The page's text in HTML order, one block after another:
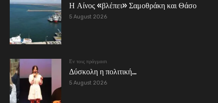
Η Αίνος «βλέπει» Σαμοθράκη και Θάσο
5 August 2026
Εν τοις πράγμασι
Δύσκολη η πολιτική…
5 August 2026